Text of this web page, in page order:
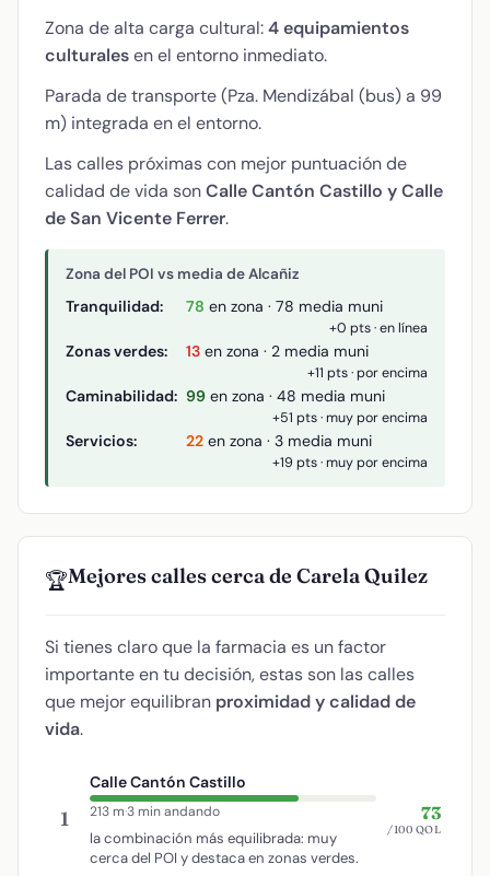
Zona de alta carga cultural:4 equipamientos
culturalesen el entorno inmediato.
Parada de transporte (Pza. Mendizábal (bus) a 99
m) integrada en el entorno.
Las calles próximas con mejor puntuación de
calidad de vida sonCalle Cantón Castillo y Calle
de San Vicente Ferrer.
Zona del POI vs media de Alcañiz
Tranquilidad: 78 en zona · 78 media muni
+0 pts · en línea
Zonas verdes: 13 en zona · 2 media muni
+11 pts · por encima
Caminabilidad: 99 en zona · 48 media muni
+51 pts · muy por encima
Servicios: 22 en zona · 3 media muni
+19 pts · muy por encima
🏆Mejores calles cerca de Carela Quilez
Si tienes claro que la farmacia es un factor
importante en tu decisión, estas son las calles
que mejor equilibran proximidad y calidad de
vida.
1
Calle Cantón Castillo
213 m·3 min andando
la combinación más equilibrada: muy
cerca del POI y destaca en zonas verdes.
73
/100 QOL